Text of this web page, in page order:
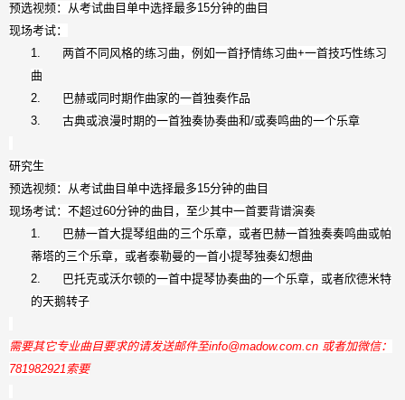
预选视频：从考试曲目单中选择最多15分钟的曲目
现场考试：
1.
两首不同风格的练习曲，例如一首抒情练习曲+一首技巧性练习
曲
2.
巴赫或同时期作曲家的一首独奏作品
3.
古典或浪漫时期的一首独奏协奏曲和/或奏鸣曲的一个乐章
研究生
预选视频：从考试曲目单中选择最多15分钟的曲目
现场考试：不超过60分钟的曲目，至少其中一首要背谱演奏
1.
巴赫一首大提琴组曲的三个乐章，或者巴赫一首独奏奏鸣曲或帕
蒂塔的三个乐章，或者泰勒曼的一首小提琴独奏幻想曲
2.
巴托克或沃尔顿的一首中提琴协奏曲的一个乐章，或者欣德米特
的天鹅转子
需要其它专业曲目要求的请发送邮件至info@madow.com.cn 或者加微信：
781982921索要